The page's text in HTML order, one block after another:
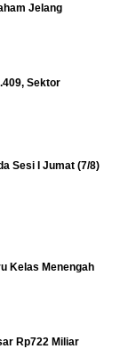
Jelang
Sektor
Sesi I Jumat (7/8)
Kelas Menengah
Rp722 Miliar